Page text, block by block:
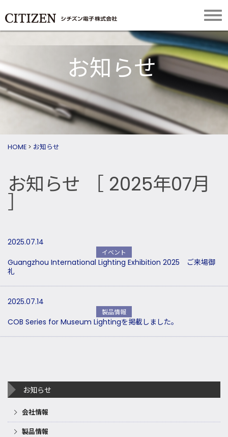
お知らせ
HOME > お知らせ
お知らせ ［ 2025年07月
］
2025.07.14
イベント
Guangzhou International Lighting Exhibition 2025 ご来場御
礼
2025.07.14
製品情報
COB Series for Museum Lightingを掲載しました。
お知らせ
会社情報
製品情報